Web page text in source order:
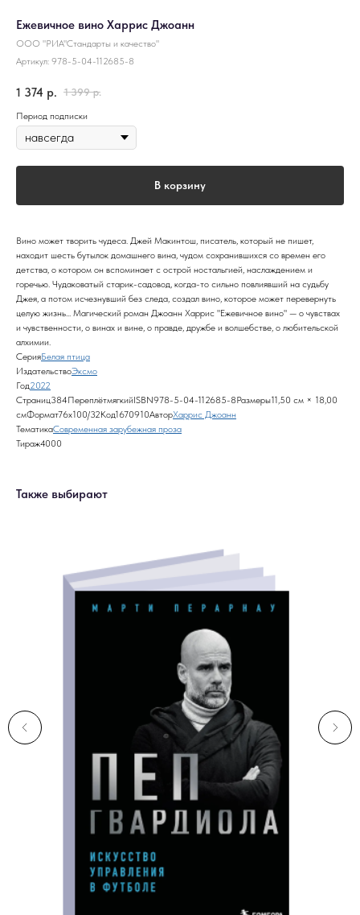
Ежевичное вино Харрис Джоанн
ООО "РИА"Стандарты и качество"
Артикул: 978-5-04-112685-8
1 374 р. 1 399 р.
Период подписки
В корзину
Вино может творить чудеса. Джей Макинтош, писатель, который не пишет,
находит шесть бутылок домашнего вина, чудом сохранившихся со времен его
детства, о котором он вспоминает с острой ностальгией, наслаждением и
горечью. Чудаковатый старик-садовод, когда-то сильно повлиявший на судьбу
Джея, а потом исчезнувший без следа, создал вино, которое может перевернуть
целую жизнь... Магический роман Джоанн Харрис "Ежевичное вино" — о чувствах
и чувственности, о винах и вине, о правде, дружбе и волшебстве, о любительской
алхимии.
СерияБелая птица
ИздательствоЭксмо
Год2022
Страниц384ПереплётмягкийISBN978-5-04-112685-8Размеры11,50 см × 18,00
смФормат76x100/32Код1670910АвторХаррис Джоанн
ТематикаСовременная зарубежная проза
Тираж4000
Также выбирают